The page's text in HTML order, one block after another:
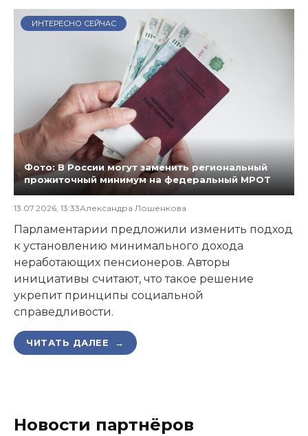
ИНТЕРЕСНО СЕЙЧАС
Фото: В России могут заменить региональный
прожиточный минимум на федеральный МРОТ
13.07.2026, 13:33Александра Лошенкова
Парламентарии предложили изменить подход
к установлению минимального дохода
неработающих пенсионеров. Авторы
инициативы считают, что такое решение
укрепит принципы социальной
справедливости.
ЧИТАТЬ ДАЛЕЕ →
Новости партнёров